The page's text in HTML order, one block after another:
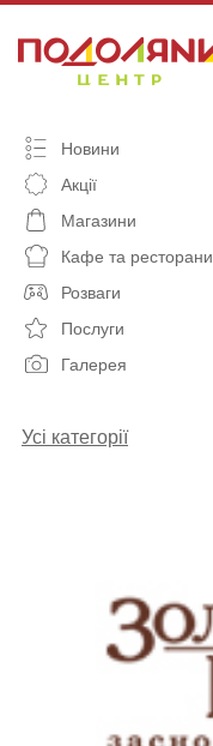
content
Новини
Акції
Магазини
Кафе та ресторани
Розваги
Послуги
Галерея
Усі категорії